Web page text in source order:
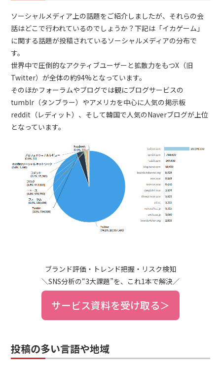
ソーシャルメディア上の話題をご紹介しましたが、それらの会
話はどこで行われているのでしょうか？下記は「イカゲーム」
に関する話題が投稿されているソーシャルメディアの分布で
す。
世界中で圧倒的なアクティブユーザーと拡散力をもつX（旧
Twitter）が全体の約94%となっています。
そのほかフォーラムやブログでは観にブログサービスの
tumblr（タンブラー）やアメリカを中心に人気の掲示板
reddit（レディット）、そして韓国で人気のNaverブログが上位
となっています。
ブランド評価・トレンド把握・リスク検知
＼SNS分析の“3大課題”を、これ1本で解決／
サービス資料を受け取る＞
投稿の多い言語や地域